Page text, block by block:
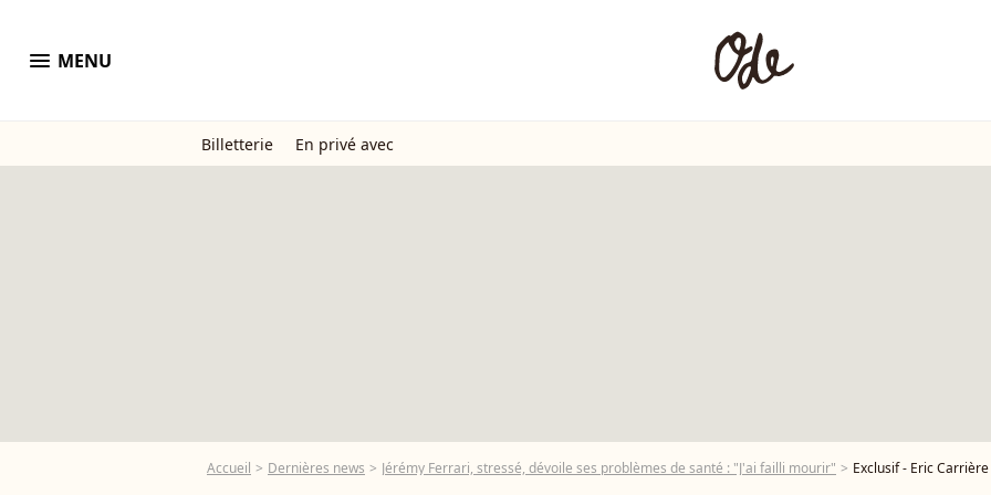
menu MENU
Billetterie En privé avec
Accueil Dernières news Jérémy Ferrari, stressé, dévoile ses problèmes de santé : "J'ai failli mourir" Exclusif - Eric Carrière et Francis Ginibre des Chevaliers du Fiel, le comte de Bouderbala,